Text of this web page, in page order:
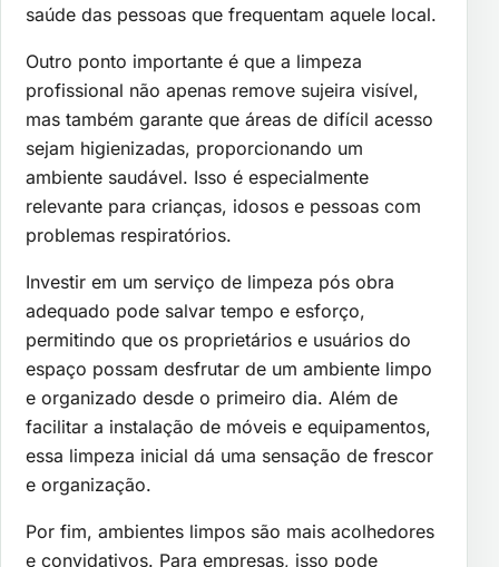
saúde das pessoas que frequentam aquele local.
Outro ponto importante é que a limpeza
profissional não apenas remove sujeira visível,
mas também garante que áreas de difícil acesso
sejam higienizadas, proporcionando um
ambiente saudável. Isso é especialmente
relevante para crianças, idosos e pessoas com
problemas respiratórios.
Investir em um serviço de limpeza pós obra
adequado pode salvar tempo e esforço,
permitindo que os proprietários e usuários do
espaço possam desfrutar de um ambiente limpo
e organizado desde o primeiro dia. Além de
facilitar a instalação de móveis e equipamentos,
essa limpeza inicial dá uma sensação de frescor
e organização.
Por fim, ambientes limpos são mais acolhedores
e convidativos. Para empresas, isso pode